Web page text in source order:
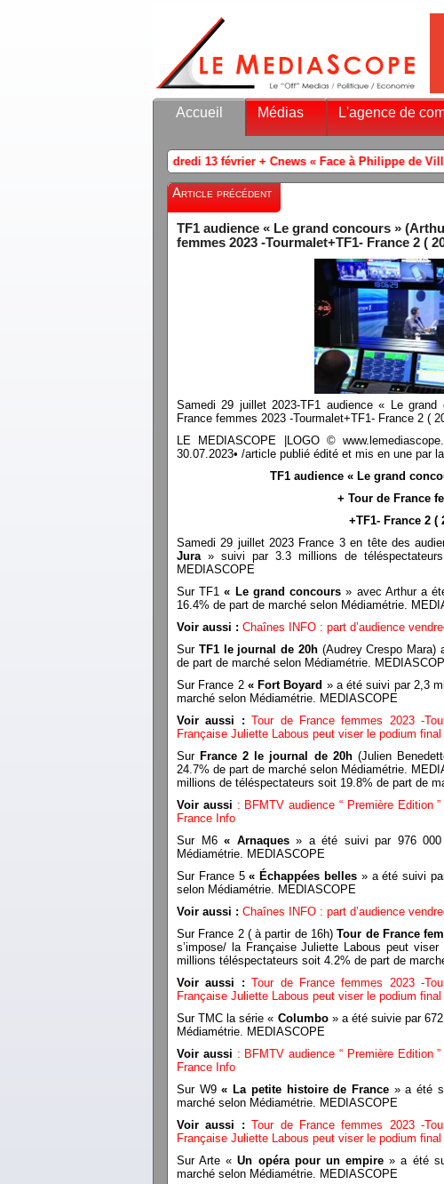
Accueil Médias L'agence de
13 février + Cnews « Face à Philippe de Villiers » / BFMTV« Le club
Article précédent
TF1 audience « Le grand concours »
femmes 2023 -Tourmalet+TF1- France 2 (
Samedi 29 juillet 2023-TF1 audience « Le
France femmes 2023 -Tourmalet+TF1- France 2 (
LE MEDIASCOPE |LOGO ©
30.07.2023• /article publié édité et mis en une par
TF1 audience « Le grand
+ Tour de France
+TF1- France 2 (
Samedi 29 juillet 2023 France 3 en tête des
Jura » suivi par 3.3 millions de
MEDIASCOPE
Sur TF1« Le grand concours » avec Arthur a
16.4% de part de marché selon Médiamétrie.
Voir aussi : Chaînes INFO : part d’audience
Sur TF1 le journal de 20h(Audrey Crespo Mara)
de part de marché selon Médiamétrie.
Sur France 2 « Fort Boyard » a été suivi par 2,3
marché selon Médiamétrie. MEDIASCOPE
Voir aussi :Tour de France femmes 2023 -
Française Juliette Labous peut viser le podium final
SurFrance 2 le journal de 20h(Julien
24.7% de part de marché selon Médiamétrie.
millions de téléspectateurs soit 19.8% de part de
Voir aussi : BFMTV audience “ Première
France Info
Sur M6 « Arnaques» a été suivi par 976 000
Médiamétrie. MEDIASCOPE
Sur France 5« Échappées belles» a été suivi
selon Médiamétrie. MEDIASCOPE
Voir aussi : Chaînes INFO : part d’audience
Sur France 2 ( à partir de 16h)Tour de France
s’impose/ la Française Juliette Labous peut
millions téléspectateurs soit 4.2% de part de
Voir aussi :Tour de France femmes 2023 -
Française Juliette Labous peut viser le podium final
Sur TMC la série « Columbo» a été suivie par
Médiamétrie. MEDIASCOPE
Voir aussi : BFMTV audience “ Première
France Info
Sur W9« La petite histoire de France» a été
marché selon Médiamétrie. MEDIASCOPE
Voir aussi :Tour de France femmes 2023 -
Française Juliette Labous peut viser le podium final
Sur Arte «Un opéra pour un empire » a été
marché selon Médiamétrie. MEDIASCOPE